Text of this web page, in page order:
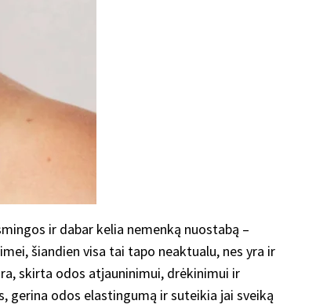
ir dabar kelia nemenką nuostabą –
šiandien visa tai tapo neaktualu, nes yra ir
skirta odos atjauninimui, drėkinimui ir
gerina odos elastingumą ir suteikia jai sveiką